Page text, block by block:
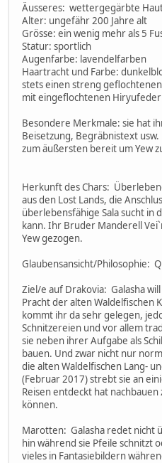
Äusseres: wettergegärbte
Alter: ungefähr 200 Jahre alt
Grösse: ein wenig mehr als 5
Statur: sportlich
Augenfarbe: lavendelfarben
Haartracht und Farbe:
stets einen streng
mit eingeflochtenen
Besondere Merkmale: sie hat
Beisetzung, Begräbnistext
zum äußersten bereit um Yew
Herkunft des Chars:
aus den Lost Lands, die
überlebensfähige Sala sucht in
kann. Ihr Bruder Manderell
Yew gezogen.
Glaubensansicht/Philosophie:
Ziel/e auf Drakovia: Galasha
Pracht der alten Waldelfischen
kommt ihr da sehr gelegen,
Schnitzereien und vor allem
sie neben ihrer Aufgabe als
bauen. Und zwar nicht nur
die alten Waldelfischen Lang-
(Februar 2017) strebt sie an
Reisen entdeckt hat
können.
Marotten: Galasha redet nicht
hin während sie Pfeile schnitzt
vieles in Fantasiebildern